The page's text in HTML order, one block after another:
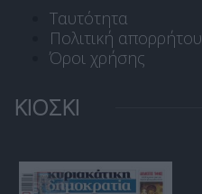
Ταυτότητα
Πολιτική απορρήτου
Όροι χρήσης
ΚΙΟΣΚΙ